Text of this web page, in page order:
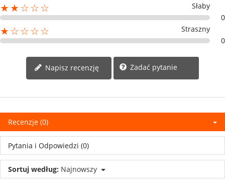
★★☆☆☆
Słaby
0
★☆☆☆☆
Straszny
0
Napisz recenzję Zadać pytanie
Recenzje (0)
Pytania i Odpowiedzi (0)
Sortuj według: Najnowszy